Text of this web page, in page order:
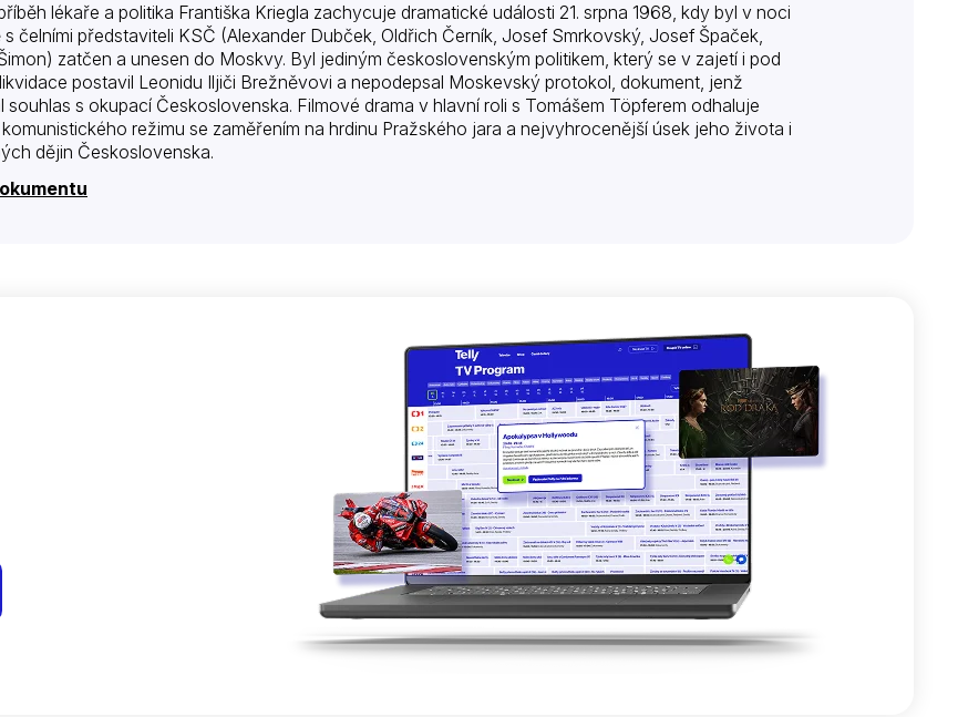
lékaře a politika Františka Kriegla zachycuje dramatické události 21. srpna 1968, kdy byl v noci
čelními představiteli KSČ (Alexander Dubček, Oldřich Černík, Josef Smrkovský, Josef Špaček,
zatčen a unesen do Moskvy. Byl jediným československým politikem, který se v zajetí i pod
postavil Leonidu Iljiči Brežněvovi a nepodepsal Moskevský protokol, dokument, jenž
souhlas s okupací Československa. Filmové drama v hlavní roli s Tomášem Töpferem odhaluje
režimu se zaměřením na hrdinu Pražského jara a nejvyhrocenější úsek jeho života i
dějin Československa.